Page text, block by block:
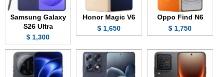
Oppo Find N6
1,750 $
Honor Magic V6
1,650 $
Samsung Galaxy
S26 Ultra
1,300 $